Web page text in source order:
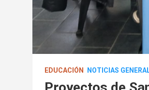
EDUCACIÓN NOTICIAS